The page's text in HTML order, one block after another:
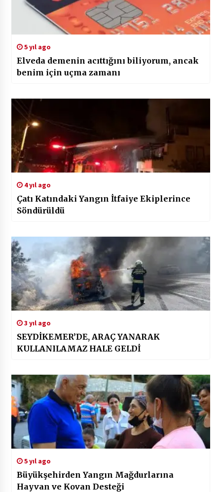
5 yıl ago
Elveda demenin acıttığını biliyorum, ancak
benim için uçma zamanı
4 yıl ago
Çatı Katındaki Yangın İtfaiye Ekiplerince
Söndürüldü
3 yıl ago
SEYDİKEMER’DE, ARAÇ YANARAK
KULLANILAMAZ HALE GELDİ
5 yıl ago
Büyükşehirden Yangın Mağdurlarına
Hayvan ve Kovan Desteği